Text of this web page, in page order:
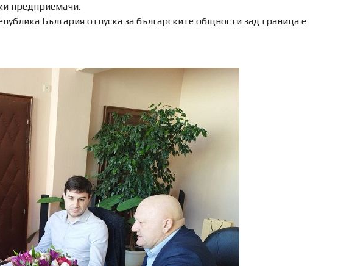
предприемачи.
България отпуска за българските общности зад граница е